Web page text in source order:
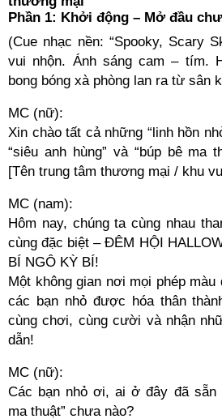
Phần 1: Khởi động – Mở đầu
(Cue nhạc nền: “Spooky, Scary
vui nhộn. Ánh sáng cam – tím.
bong bóng xà phòng lan ra từ sân
MC (nữ):
Xin chào tất cả những “linh hồn
“siêu anh hùng” và “búp bê ma
[Tên trung tâm thương mại / khu
MC (nam):
Hôm nay, chúng ta cùng nhau
cùng đặc biệt – ĐÊM HỘI
BÍ NGÔ KỲ BÍ!
Một không gian nơi mọi phép
các bạn nhỏ được hóa thân
cùng chơi, cùng cười và nhận
dẫn!
MC (nữ):
Các bạn nhỏ ơi, ai ở đây đã sẵn
ma thuật” chưa nào?